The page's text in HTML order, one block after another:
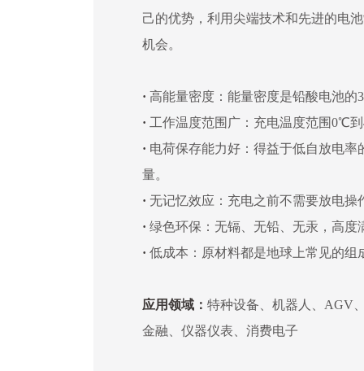
己的优势，利用尖端技术和先进的电
机会。
· 高能量密度：能量密度是铅酸电池的
· 工作温度范围广：充电温度范围0℃
· 电荷保存能力好：得益于低自放电
量。
· 无记忆效应：充电之前不需要放电操
· 绿色环保：无镉、无铅、无汞，高度
· 低成本：原材料都是地球上常见的组
应用领域： 特种设备、机器人、AGV
金融、仪器仪表、消费电子